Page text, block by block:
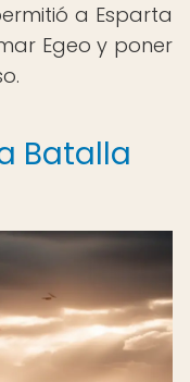
a Esparta
Egeo y poner
Batalla